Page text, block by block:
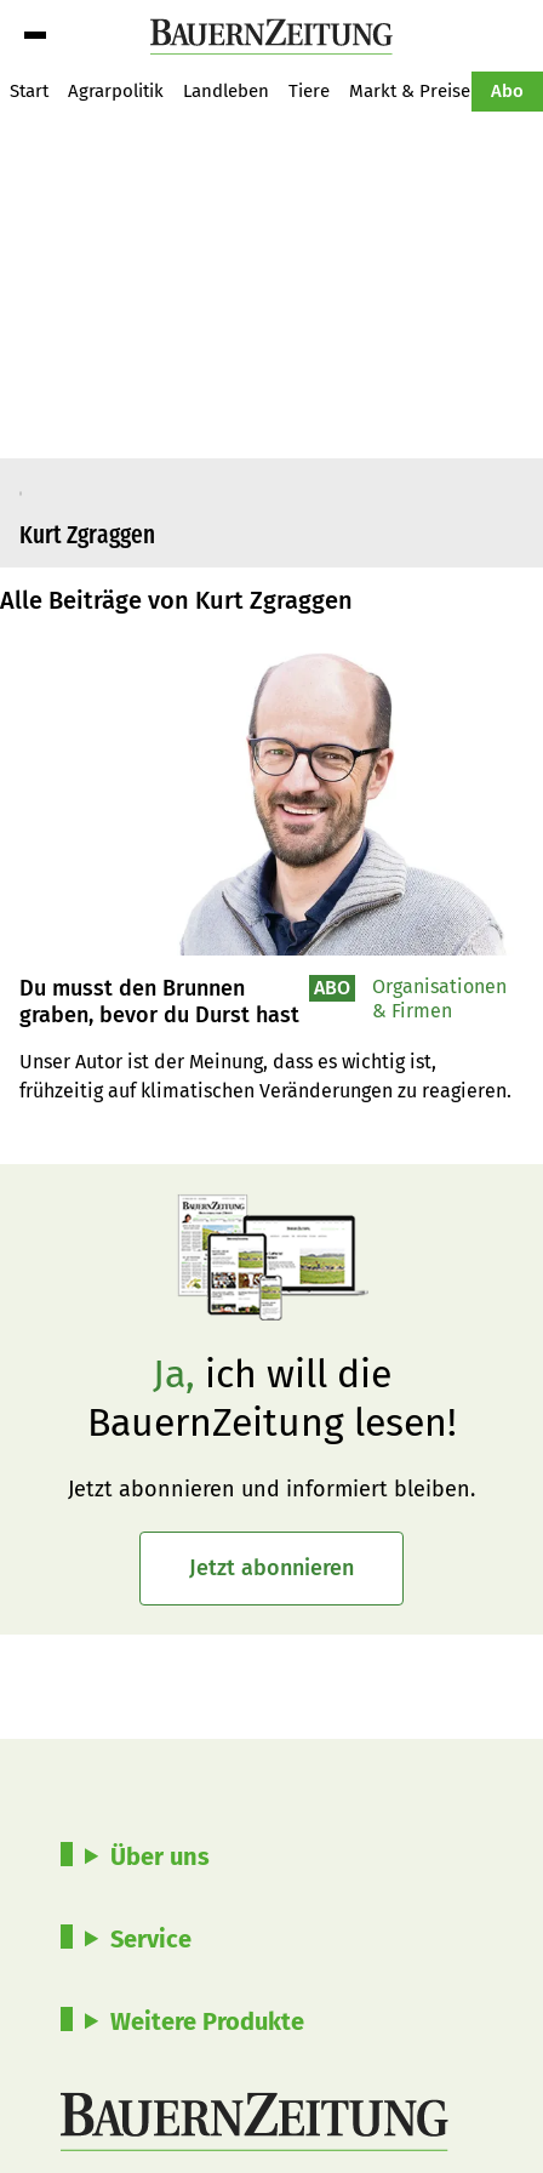
Start Agrarpolitik Landleben Tiere Markt & Preise Abo
Kurt Zgraggen
Alle Beiträge von Kurt Zgraggen
Du musst den Brunnen
graben, bevor du Durst hast
Unser Autor ist der Meinung, dass es wichtig ist,
frühzeitig auf klimatischen Veränderungen zu reagieren.
ABO
Organisationen
& Firmen
Ja, ich will die
BauernZeitung lesen!
Jetzt abonnieren und informiert bleiben.
Jetzt abonnieren
Über uns
Service
Weitere Produkte